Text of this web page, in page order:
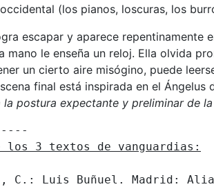
(los pianos, loscuras, los
escapar y aparece repentinamente
mano le enseña un reloj. Ella olvida
un cierto aire misógino, puede
final está inspirada en el
la postura expectante y preliminar de
3 textos de vanguardias:
C.: Luis Buñuel. Madrid: